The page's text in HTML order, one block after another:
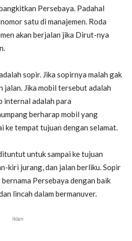
Persebaya. Padahal
satu di manajemen. Roda
akan berjalan jika Dirut-nya
sopir. Jika sopirnya malah gak
jalan. Jika mobil tersebut adalah
internal adalah para
berharap mobil yang
ke tempat tujuan dengan selamat.
untuk sampai ke tujuan
kiri jurang, dan jalan berliku. Sopir
Persebaya dengan baik
lincah dalam bermanuver.
Iklan